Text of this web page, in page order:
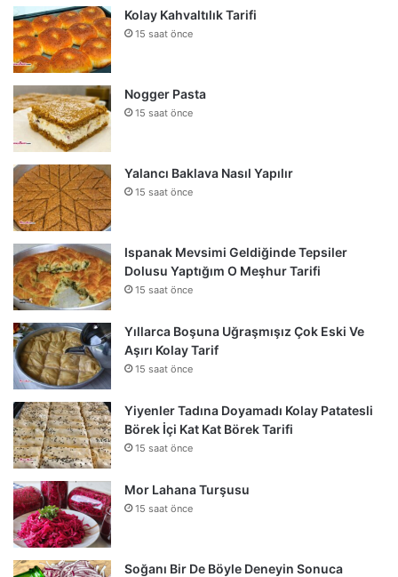
Kolay Kahvaltılık Tarifi
15 saat önce
Nogger Pasta
15 saat önce
Yalancı Baklava Nasıl Yapılır
15 saat önce
Ispanak Mevsimi Geldiğinde Tepsiler
Dolusu Yaptığım O Meşhur Tarifi
15 saat önce
Yıllarca Boşuna Uğraşmışız Çok Eski Ve
Aşırı Kolay Tarif
15 saat önce
Yiyenler Tadına Doyamadı Kolay Patatesli
Börek İçi Kat Kat Börek Tarifi
15 saat önce
Mor Lahana Turşusu
15 saat önce
Soğanı Bir De Böyle Deneyin Sonuca